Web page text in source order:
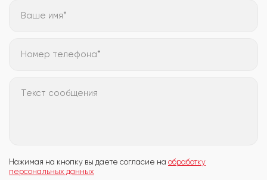
Ваше имя*
Номер телефона*
Текст сообщения
Нажимая на кнопку вы даете согласие на обработку
персональных данных